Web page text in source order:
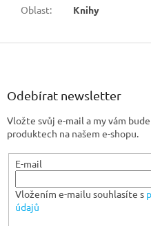
Oblast: Knihy
Z
Odebírat newsletter
Vložte svůj e-mail a my vám
produktech na našem e-shopu.
E-mail
Vložením e-mailu souhlasíte s
údajů